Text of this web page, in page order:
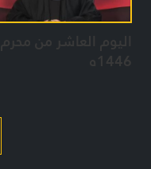
اليوم العاشر من محرم
1446ه